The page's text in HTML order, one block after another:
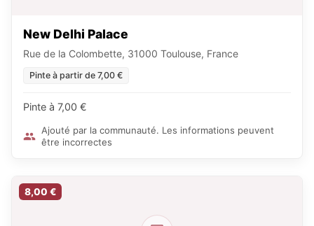
New Delhi Palace
Rue de la Colombette, 31000 Toulouse, France
Pinte à partir de 7,00 €
Pinte à 7,00 €
Ajouté par la communauté. Les informations peuvent
être incorrectes
8,00 €